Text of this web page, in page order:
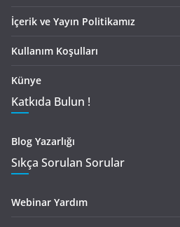
İçerik ve Yayın Politikamız
Kullanım Koşulları
Künye
Katkıda Bulun !
Blog Yazarlığı
Sıkça Sorulan Sorular
Webinar Yardım